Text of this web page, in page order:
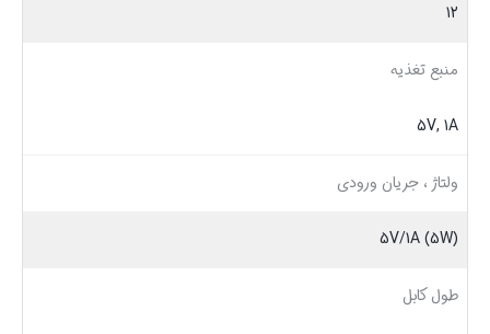
12
منبع تغذیه
5V, 1A
ولتاژ ، جریان ورودی
5V/1A (5W)
طول کابل